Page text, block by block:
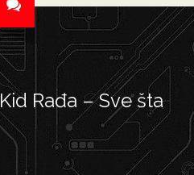
Kid Rađa – Sve šta